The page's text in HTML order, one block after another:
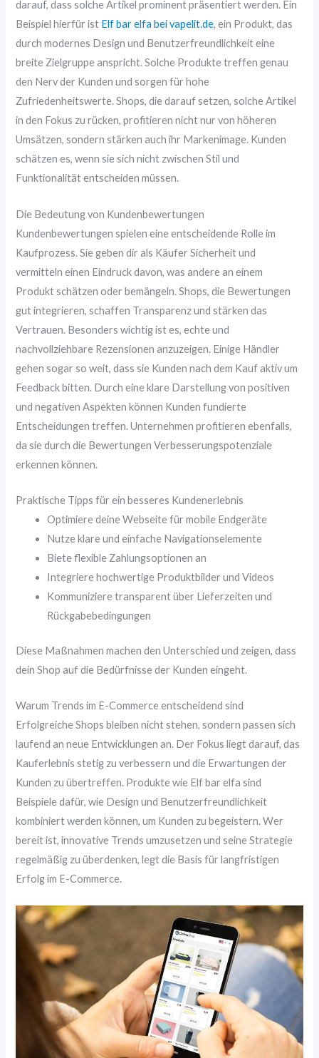
darauf, dass solche Artikel prominent präsentiert werden. Ein
Beispiel hierfür ist Elf bar elfa bei vapelit.de, ein Produkt, das
durch modernes Design und Benutzerfreundlichkeit eine
breite Zielgruppe anspricht. Solche Produkte treffen genau
den Nerv der Kunden und sorgen für hohe
Zufriedenheitswerte. Shops, die darauf setzen, solche Artikel
in den Fokus zu rücken, profitieren nicht nur von höheren
Umsätzen, sondern stärken auch ihr Markenimage. Kunden
schätzen es, wenn sie sich nicht zwischen Stil und
Funktionalität entscheiden müssen.
Die Bedeutung von Kundenbewertungen
Kundenbewertungen spielen eine entscheidende Rolle im
Kaufprozess. Sie geben dir als Käufer Sicherheit und
vermitteln einen Eindruck davon, was andere an einem
Produkt schätzen oder bemängeln. Shops, die Bewertungen
gut integrieren, schaffen Transparenz und stärken das
Vertrauen. Besonders wichtig ist es, echte und
nachvollziehbare Rezensionen anzuzeigen. Einige Händler
gehen sogar so weit, dass sie Kunden nach dem Kauf aktiv um
Feedback bitten. Durch eine klare Darstellung von positiven
und negativen Aspekten können Kunden fundierte
Entscheidungen treffen. Unternehmen profitieren ebenfalls,
da sie durch die Bewertungen Verbesserungspotenziale
erkennen können.
Praktische Tipps für ein besseres Kundenerlebnis
Optimiere deine Webseite für mobile Endgeräte
Nutze klare und einfache Navigationselemente
Biete flexible Zahlungsoptionen an
Integriere hochwertige Produktbilder und Videos
Kommuniziere transparent über Lieferzeiten und
Rückgabebedingungen
Diese Maßnahmen machen den Unterschied und zeigen, dass
dein Shop auf die Bedürfnisse der Kunden eingeht.
Warum Trends im E-Commerce entscheidend sind
Erfolgreiche Shops bleiben nicht stehen, sondern passen sich
laufend an neue Entwicklungen an. Der Fokus liegt darauf, das
Kauferlebnis stetig zu verbessern und die Erwartungen der
Kunden zu übertreffen. Produkte wie Elf bar elfa sind
Beispiele dafür, wie Design und Benutzerfreundlichkeit
kombiniert werden können, um Kunden zu begeistern. Wer
bereit ist, innovative Trends umzusetzen und seine Strategie
regelmäßig zu überdenken, legt die Basis für langfristigen
Erfolg im E-Commerce.